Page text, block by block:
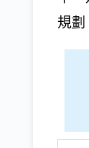
規劃